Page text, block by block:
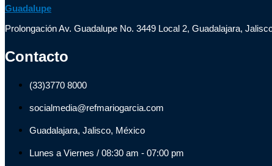
Guadalupe
Prolongación Av. Guadalupe No. 3449 Local 2, Guadalajara,
Contacto
(33)3770 8000
socialmedia@refmariogarcia.com
Guadalajara, Jalisco, México
Lunes a Viernes / 08:30 am - 07:00 pm